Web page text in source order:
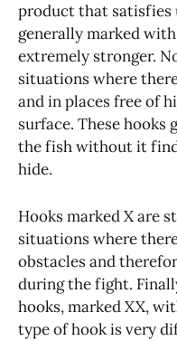
product that satisfies
generally marked
extremely stronger.
situations where
and in places free of
surface. These
the fish without it
hide.
Hooks marked X are
situations where
obstacles and
during the fight.
hooks, marked XX,
type of hook is very